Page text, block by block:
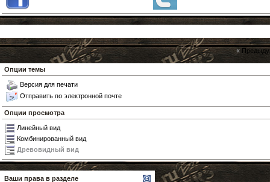
«
Опции темы
Версия для печати
Отправить по электронной почте
Опции просмотра
Линейный вид
Комбинированный вид
Древовидный вид
Ваши права в разделе